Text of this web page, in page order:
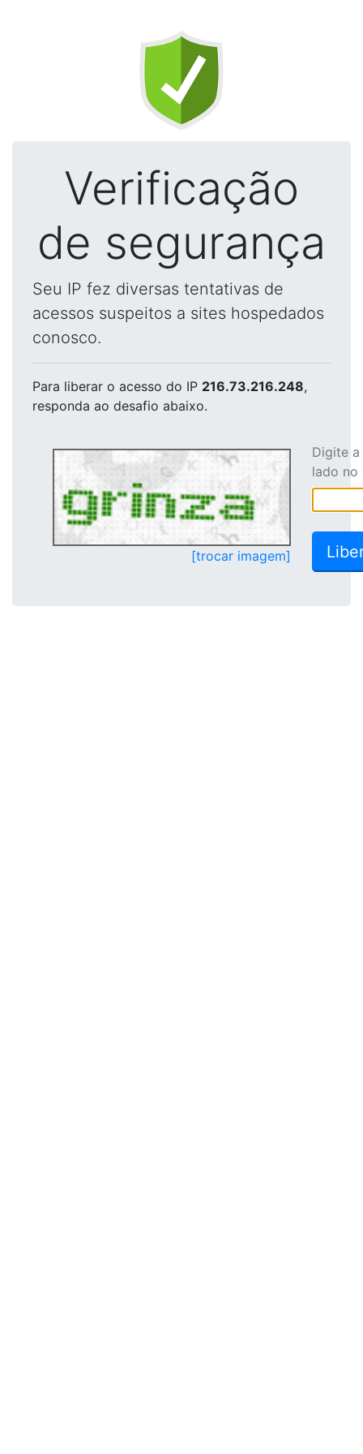
Verificação
de segurança
Seu IP fez diversas tentativas de
acessos suspeitos a sites hospedados
conosco.
Para liberar o acesso do IP 216.73.216.248,
responda ao desafio abaixo.
[trocar imagem]
Digite
lado no